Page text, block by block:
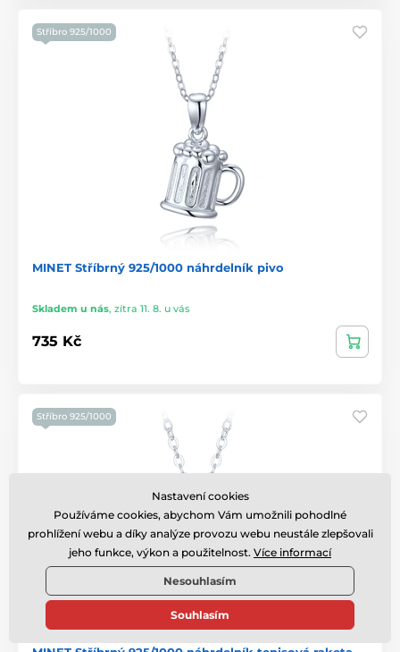
Stříbro 925/1000
MINET Stříbrný 925/1000 náhrdelník pivo
Skladem u nás, zítra 11. 8. u vás
735 Kč
Stříbro 925/1000
Nastavení cookies
Používáme cookies, abychom Vám umožnili pohodlné
prohlížení webu a díky analýze provozu webu neustále zlepšovali
jeho funkce, výkon a použitelnost. Více informací
Nesouhlasím
Souhlasím